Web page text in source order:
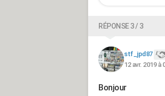
RÉPONSE 3 / 3
stf_jpd87
12 avr. 2019 à
Bonjour